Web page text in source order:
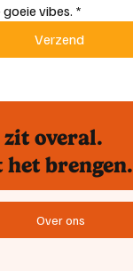
goeie vibes. *
Verzend
zit overal.
het brengen.
Over ons